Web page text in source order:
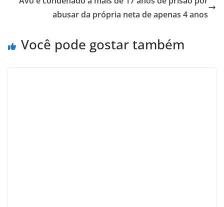
abusar da própria neta de apenas 4 anos
Você pode gostar também